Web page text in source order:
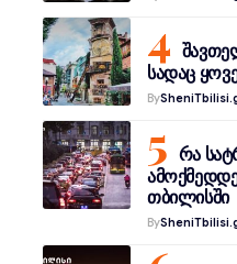
სადაც
By
რა
თბილისში
By